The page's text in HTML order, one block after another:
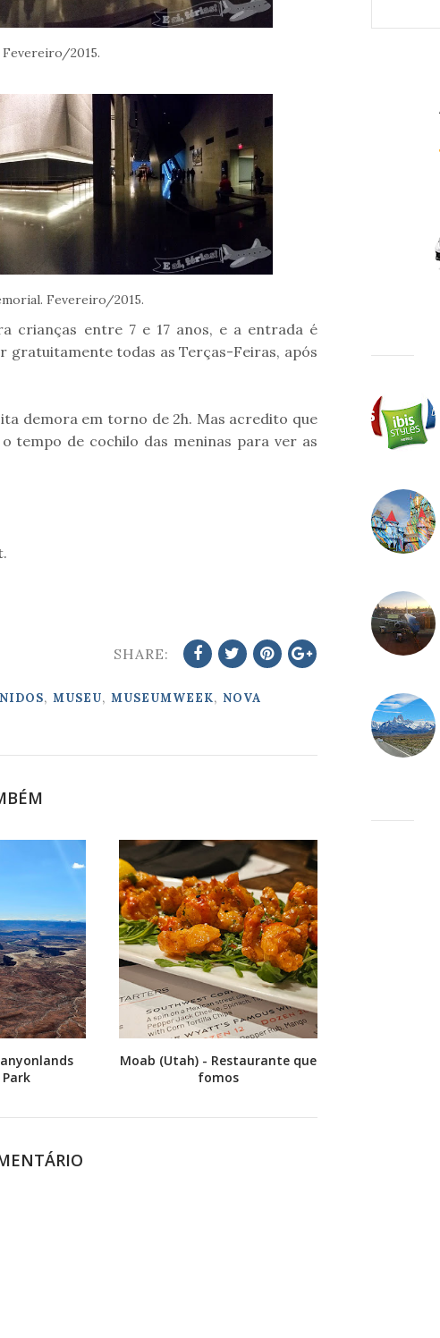
2015.
Fevereiro/2015.
crianças entre 7 e 17 anos, e a entrada é
gratuitamente todas as Terças-Feiras, após
demora em torno de 2h. Mas acredito que
tempo de cochilo das meninas para ver as
SHARE:
, MUSEU, MUSEUMWEEK, NOVA
Moab (Utah) - Restaurante que
fomos